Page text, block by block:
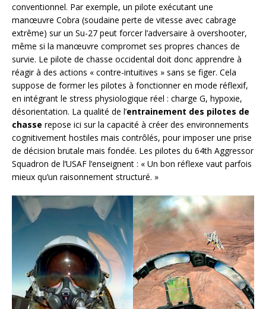
conventionnel. Par exemple, un pilote exécutant une
manœuvre Cobra (soudaine perte de vitesse avec cabrage
extrême) sur un Su-27 peut forcer l’adversaire à overshooter,
même si la manœuvre compromet ses propres chances de
survie. Le pilote de chasse occidental doit donc apprendre à
réagir à des actions « contre-intuitives » sans se figer. Cela
suppose de former les pilotes à fonctionner en mode réflexif,
en intégrant le stress physiologique réel : charge G, hypoxie,
désorientation. La qualité de l’entrainement des pilotes de
chasse repose ici sur la capacité à créer des environnements
cognitivement hostiles mais contrôlés, pour imposer une prise
de décision brutale mais fondée. Les pilotes du 64th Aggressor
Squadron de l’USAF l’enseignent : « Un bon réflexe vaut parfois
mieux qu’un raisonnement structuré. »